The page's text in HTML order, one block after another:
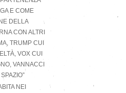
E COME
DELLA
CON ALTRI
TRUMP CUI
VOX CUI
VANNACCI
NEI